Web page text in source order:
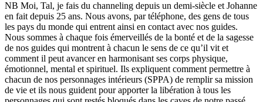
NB Moi, Tal, je fais du channeling depuis un demi-siècle et Johanne
en fait depuis 25 ans. Nous avons, par téléphone, des gens de tous
les pays du monde qui entrent ainsi en contact avec nos guides.
Nous sommes à chaque fois émerveillés de la bonté et de la sagesse
de nos guides qui montrent à chacun le sens de ce qu’il vit et
comment il peut avancer en harmonisant ses corps physique,
émotionnel, mental et spirituel. Ils expliquent comment permettre à
chacun de nos personnages intérieurs (SPPA) de remplir sa mission
de vie et ils nous guident pour apporter la libération à tous les